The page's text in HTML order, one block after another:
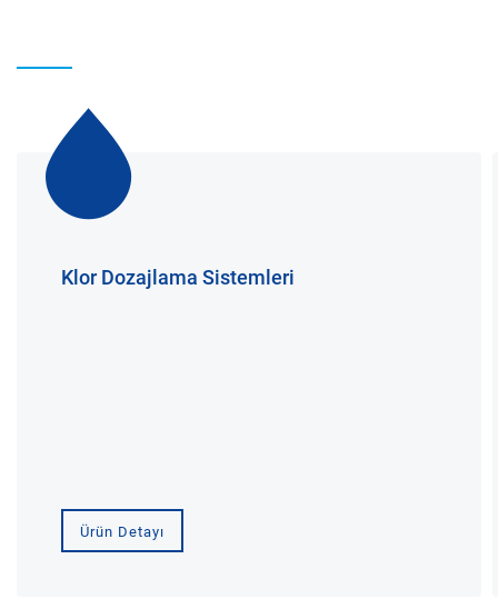
Klor Dozajlama Sistemleri
Ürün Detayı